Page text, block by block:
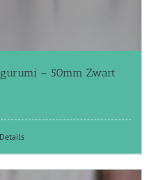
– 50mm Zwart
Details